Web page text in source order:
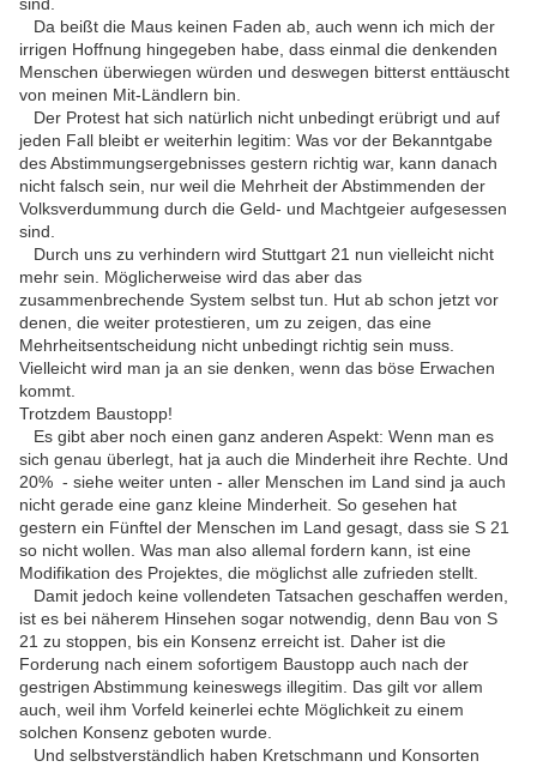
Da beißt die Maus keinen Faden ab, auch wenn ich mich der
irrigen Hoffnung hingegeben habe, dass einmal die denkenden
Menschen überwiegen würden und deswegen bitterst enttäuscht
von meinen Mit-Ländlern bin.
Der Protest hat sich natürlich nicht unbedingt erübrigt und auf
jeden Fall bleibt er weiterhin legitim: Was vor der Bekanntgabe
des Abstimmungsergebnisses gestern richtig war, kann danach
nicht falsch sein, nur weil die Mehrheit der Abstimmenden der
Volksverdummung durch die Geld- und Machtgeier aufgesessen
sind.
Durch uns zu verhindern wird Stuttgart 21 nun vielleicht nicht
mehr sein. Möglicherweise wird das aber das
zusammenbrechende System selbst tun. Hut ab schon jetzt vor
denen, die weiter protestieren, um zu zeigen, das eine
Mehrheitsentscheidung nicht unbedingt richtig sein muss.
Vielleicht wird man ja an sie denken, wenn das böse Erwachen
kommt.
Trotzdem Baustopp!
Es gibt aber noch einen ganz anderen Aspekt: Wenn man es
sich genau überlegt, hat ja auch die Minderheit ihre Rechte. Und
20% - siehe weiter unten - aller Menschen im Land sind ja auch
nicht gerade eine ganz kleine Minderheit. So gesehen hat
gestern ein Fünftel der Menschen im Land gesagt, dass sie S 21
so nicht wollen. Was man also allemal fordern kann, ist eine
Modifikation des Projektes, die möglichst alle zufrieden stellt.
Damit jedoch keine vollendeten Tatsachen geschaffen werden,
ist es bei näherem Hinsehen sogar notwendig, denn Bau von S
21 zu stoppen, bis ein Konsenz erreicht ist. Daher ist die
Forderung nach einem sofortigem Baustopp auch nach der
gestrigen Abstimmung keineswegs illegitim. Das gilt vor allem
auch, weil ihm Vorfeld keinerlei echte Möglichkeit zu einem
solchen Konsenz geboten wurde.
Und selbstverständlich haben Kretschmann und Konsorten